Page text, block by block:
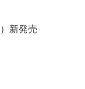
新発売